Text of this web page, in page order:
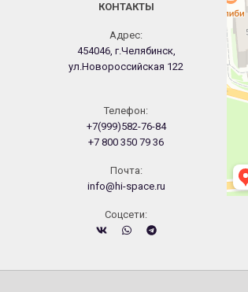
КОНТАКТЫ
Адрес:
454046, г.Челябинск,
ул.Новороссийская 122
Телефон:
+7(999)582-76-84
+7 800 350 79 36
Почта:
info@hi-space.ru
Cоцсети: